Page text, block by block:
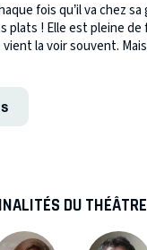
fois qu’il va chez
plats ! Elle est pleine de
la voir souvent.
DU THÉÂTRE